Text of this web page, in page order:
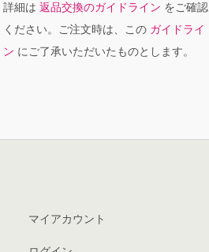
詳細は 返品交換のガイドライン をご確認
ください。ご注文時は、この ガイドライ
ン にご了承いただいたものとします。
マイアカウント